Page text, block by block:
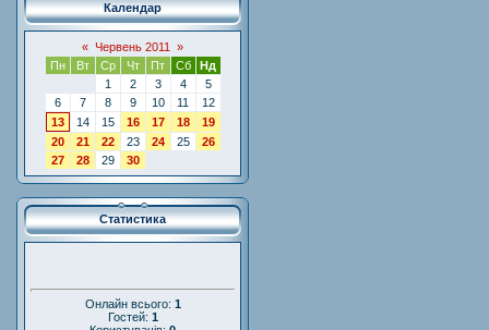
Календар
« Червень 2011
»
Пн
Вт Ср Чт Пт Сб
Нд
1
2 3 4
5
6
7 8 9 10 11
12
13
14 15 16 17 18
19
20
21 22 23 24 25
26
27
28 29 30
Статистика
Онлайн всього: 1
Гостей: 1